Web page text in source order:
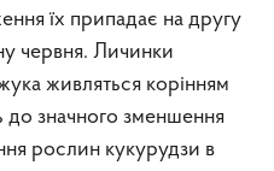
їх припадає на другу
червня. Личинки
живляться корінням
значного зменшення
рослин кукурудзи в